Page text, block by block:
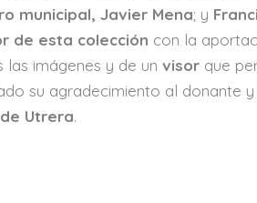
municipal, Javier Mena; y
de esta colección con la
las imágenes y de unvisor que
su agradecimiento al donante
Utrera.